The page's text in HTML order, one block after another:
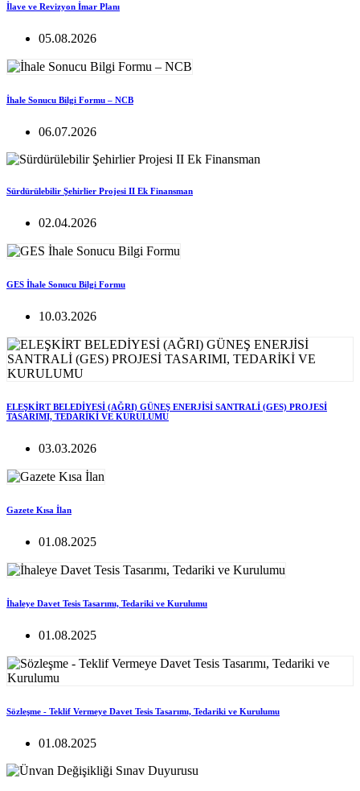
İlave ve Revizyon İmar Planı
05.08.2026
İhale Sonucu Bilgi Formu – NCB
06.07.2026
Sürdürülebilir Şehirlier Projesi II Ek Finansman
02.04.2026
GES İhale Sonucu Bilgi Formu
10.03.2026
ELEŞKİRT BELEDİYESİ (AĞRI) GÜNEŞ ENERJİSİ SANTRALİ (GES) PROJESİ
TASARIMI, TEDARİKİ VE KURULUMU
03.03.2026
Gazete Kısa İlan
01.08.2025
İhaleye Davet Tesis Tasarımı, Tedariki ve Kurulumu
01.08.2025
Sözleşme - Teklif Vermeye Davet Tesis Tasarımı, Tedariki ve Kurulumu
01.08.2025